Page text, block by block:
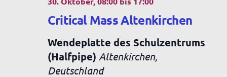
Critical Mass Altenkirchen
Wendeplatte des Schulzentrums
(Halfpipe) Altenkirchen,
Deutschland